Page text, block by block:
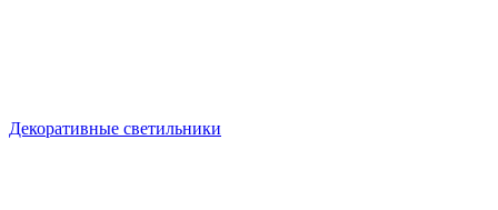
Декоративные светильники